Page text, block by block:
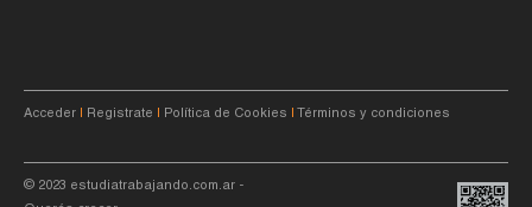
Acceder Registrate Política de Cookies Términos y condiciones
© 2023 estudiatrabajando.com.ar -